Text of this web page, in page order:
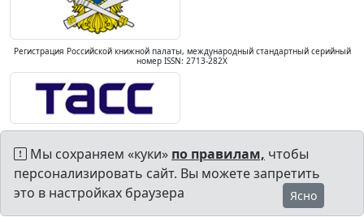
Регистрация Российской книжной палаты, международный стандартный серийный
номер ISSN: 2713-282X
Мы сохраняем «куки» по правилам, чтобы
персонализировать сайт. Вы можете запретить
это в настройках браузера
Ясно